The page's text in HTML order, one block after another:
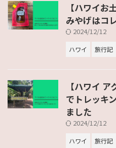
【ハワイお
みやげはコ
2024/12/12
ハワイ 旅行記
【ハワイ
でトレッキ
ました
2024/12/12
ハワイ 旅行記